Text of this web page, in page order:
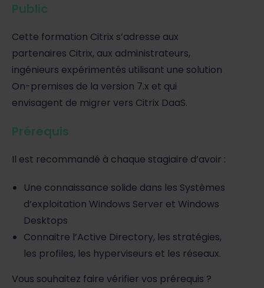
Public
Cette formation Citrix s’adresse aux
partenaires Citrix, aux administrateurs,
ingénieurs expérimentés utilisant une solution
On-premises de la version 7.x et qui
envisagent de migrer vers Citrix DaaS.
Prérequis
Il est recommandé à chaque stagiaire d’avoir :
Une connaissance solide dans les Systèmes
d’exploitation Windows Server et Windows
Desktops
Connaitre l’Active Directory, les stratégies,
les profiles, les hyperviseurs et les réseaux.
Vous souhaitez faire vérifier vos prérequis ?